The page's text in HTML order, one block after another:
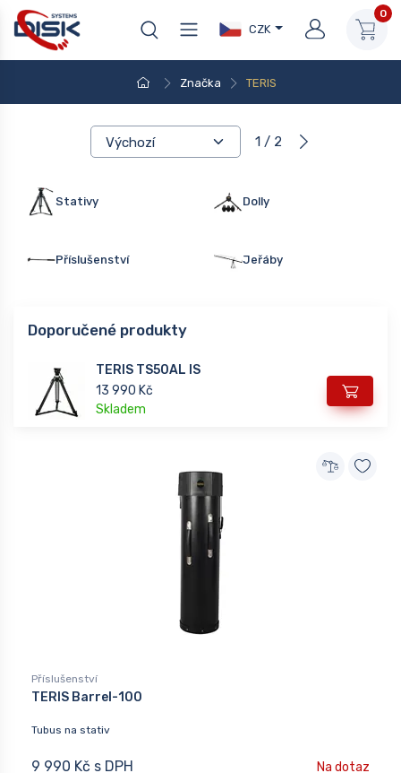
CZK
0
Značka TERIS
1 / 2
Stativy Dolly
Příslušenství Jeřáby
Doporučené produkty
TERIS TS50AL IS
13 990 Kč
Skladem
Příslušenství
TERIS Barrel-100
Tubus na stativ
9 990 Kč s DPH Na dotaz